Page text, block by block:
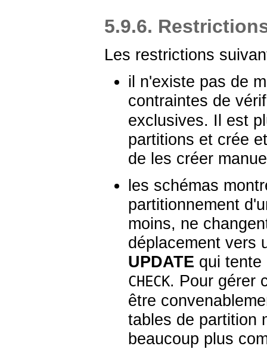
5.9.6.
Les restrictions
il n'existe pas de
contraintes de
exclusives. Il est
partitions et crée
de les créer
les schémas
partitionnement
moins, ne
déplacement vers
UPDATE qui tente
CHECK. Pour gérer
être
tables de partition
beaucoup plus